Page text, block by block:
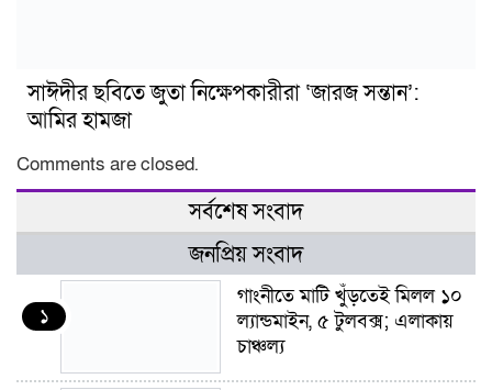
সাঈদীর ছবিতে জুতা নিক্ষেপকারীরা ‘জারজ সন্তান’:
আমির হামজা
Comments are closed.
সর্বশেষ সংবাদ
জনপ্রিয় সংবাদ
১
গাংনীতে মাটি খুঁড়তেই মিলল ১০
ল্যান্ডমাইন, ৫ টুলবক্স; এলাকায়
চাঞ্চল্য